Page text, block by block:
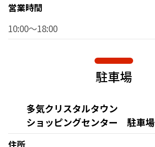
営業時間
10:00～18:00
駐車場
多気クリスタルタウン
ショッピングセンター 駐車場
住所